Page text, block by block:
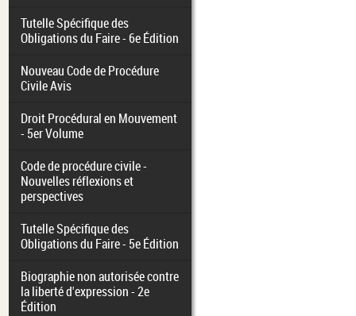
Tutelle Spécifique des
Obligations du Faire - 6e Édition
Nouveau Code de Procédure
Civile Avis
Droit Procédural en Mouvement
- 5er Volume
Code de procédure civile -
Nouvelles réflexions et
perspectives
Tutelle Spécifique des
Obligations du Faire - 5e Édition
Biographie non autorisée contre
la liberté d'expression - 2e
Édition